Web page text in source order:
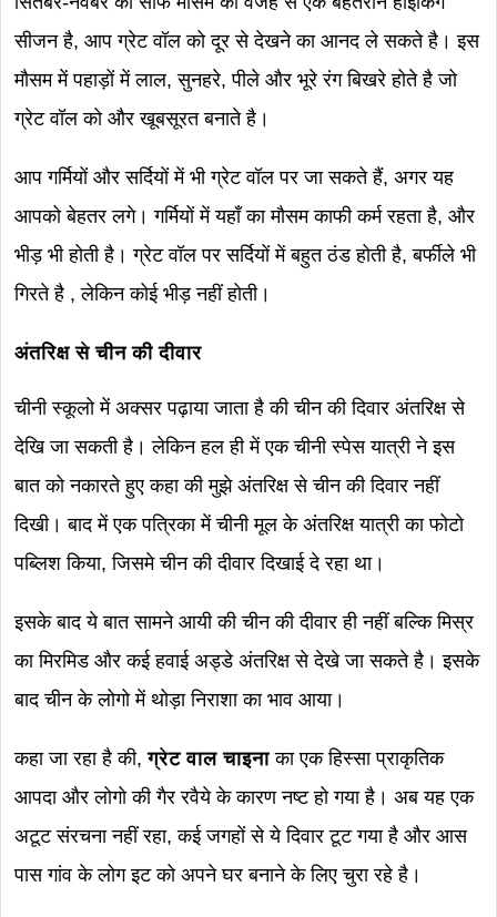
सीजन है, आप ग्रेट वॉल को दूर से देखने का आनद ले सकते है। इस
मौसम में पहाड़ों में लाल, सुनहरे, पीले और भूरे रंग बिखरे होते है जो
ग्रेट वॉल को और खूबसूरत बनाते है।
आप गर्मियों और सर्दियों में भी ग्रेट वॉल पर जा सकते हैं, अगर यह
आपको बेहतर लगे। गर्मियों में यहाँ का मौसम काफी कर्म रहता है, और
भीड़ भी होती है। ग्रेट वॉल पर सर्दियों में बहुत ठंड होती है, बर्फीले भी
गिरते है , लेकिन कोई भीड़ नहीं होती।
अंतरिक्ष से चीन की दीवार
चीनी स्कूलो में अक्सर पढ़ाया जाता है की चीन की दिवार अंतरिक्ष से
देखि जा सकती है। लेकिन हल ही में एक चीनी स्पेस यात्री ने इस
बात को नकारते हुए कहा की मुझे अंतरिक्ष से चीन की दिवार नहीं
दिखी। बाद में एक पत्रिका में चीनी मूल के अंतरिक्ष यात्री का फोटो
पब्लिश किया, जिसमे चीन की दीवार दिखाई दे रहा था।
इसके बाद ये बात सामने आयी की चीन की दीवार ही नहीं बल्कि मिस्र
का मिरमिड और कई हवाई अड्डे अंतरिक्ष से देखे जा सकते है। इसके
बाद चीन के लोगो में थोड़ा निराशा का भाव आया।
कहा जा रहा है की, ग्रेट वाल चाइनाका एक हिस्सा प्राकृतिक
आपदा और लोगो की गैर रवैये के कारण नष्ट हो गया है। अब यह एक
अटूट संरचना नहीं रहा, कई जगहों से ये दिवार टूट गया है और आस
पास गांव के लोग इट को अपने घर बनाने के लिए चुरा रहे है।